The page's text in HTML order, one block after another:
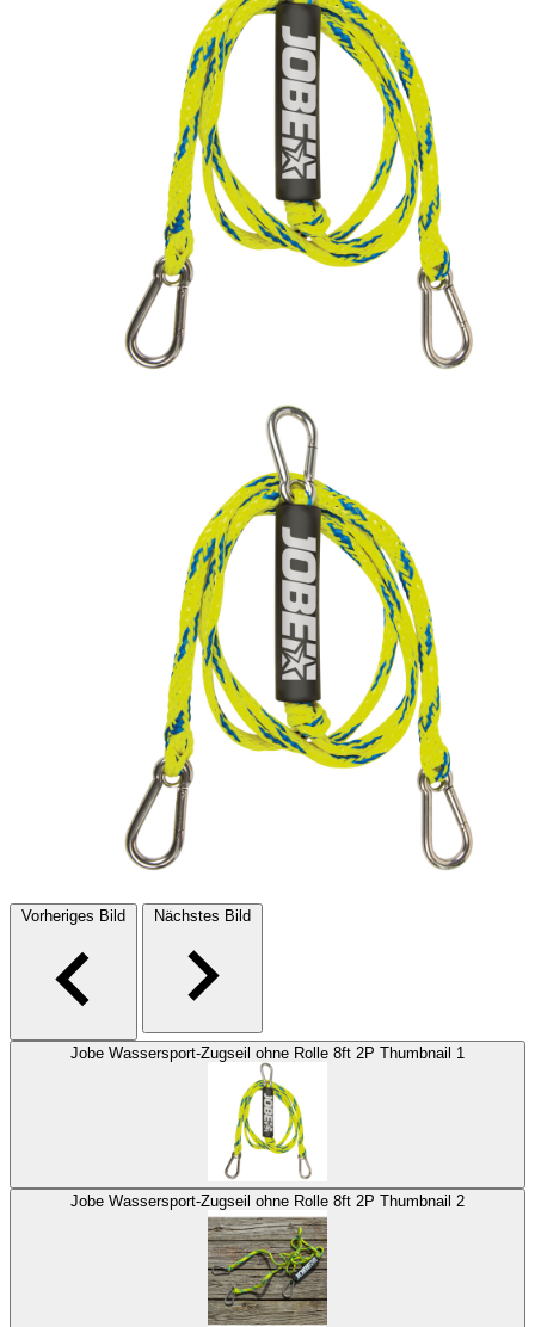
Vorheriges Bild Nächstes Bild
Jobe Wassersport-Zugseil ohne Rolle 8ft 2P Thumbnail 1
Jobe Wassersport-Zugseil ohne Rolle 8ft 2P Thumbnail 2